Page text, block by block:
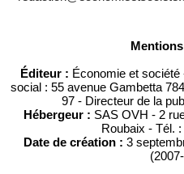
Éditeur : Économie et
social : 55 avenue Gambetta
97 - Directeur de la
Hébergeur : SAS OVH - 2
Roubaix - Tél.
Date de création : 3